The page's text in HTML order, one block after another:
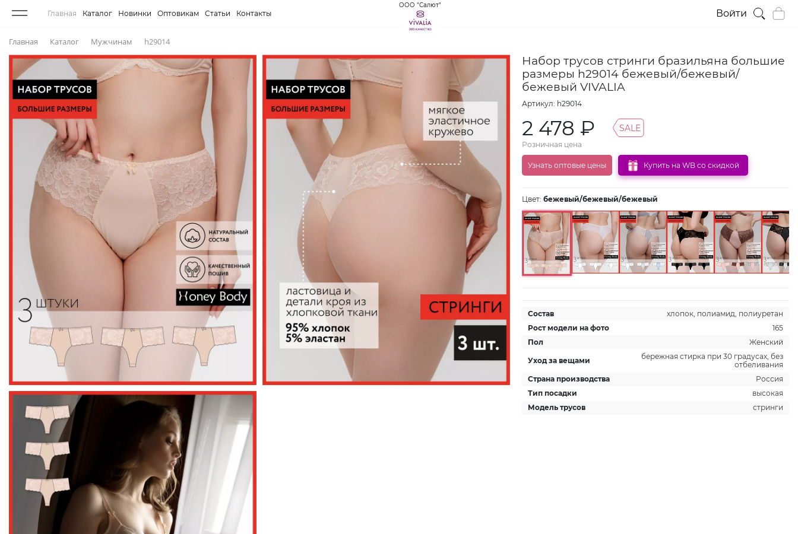
Главная Каталог Новинки Оптовикам Статьи Контакты
ООО "Салют"
Войти
Главная Каталог Мужчинам h29014
Набор трусов стринги бразильяна большие
размеры h29014 бежевый/бежевый/
бежевый VIVALIA
Артикул: h29014
2 478 ₽
Розничная цена
SALE
Узнать оптовые цены Купить на WB со скидкой
Цвет: бежевый/бежевый/бежевый
Состав
хлопок, полиамид, полиуретан
Рост модели на фото
165
Пол
Женский
Уход за вещами
бережная стирка при 30 градусах, без
отбеливания
Страна производства
Россия
Тип посадки
высокая
Модель трусов
стринги